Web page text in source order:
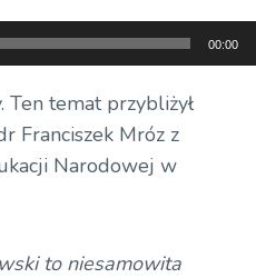
00:00
Ten temat przybliżył
Franciszek Mróz z
Narodowej w
to niesamowita